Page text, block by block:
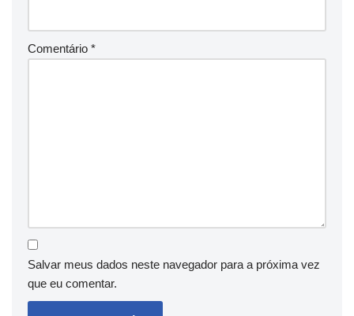
Comentário *
Salvar meus dados neste navegador para a próxima vez
que eu comentar.